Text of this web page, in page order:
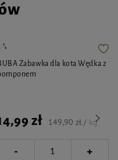
Zabawka dla kota Wędka z
zł 149,90 zł / kg
- +